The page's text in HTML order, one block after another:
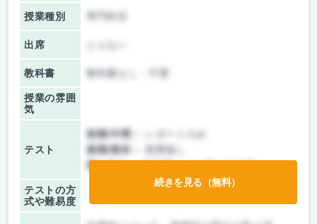
授業種別
出席
教科書 教科書なし・不要
授業の雰囲
気
テスト
前期/中間：
後期/期末：
授業無し
持ち込み：
テストの方
式や難易度
続きを見る（無料）